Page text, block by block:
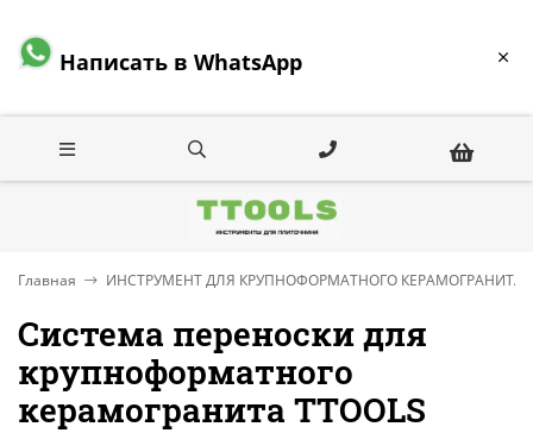
Написать в WhatsApp
Главная ИНСТРУМЕНТ ДЛЯ КРУПНОФОРМАТНОГО КЕРАМОГРАНИТА
Система переноски для
крупноформатного
керамогранита TTOOLS